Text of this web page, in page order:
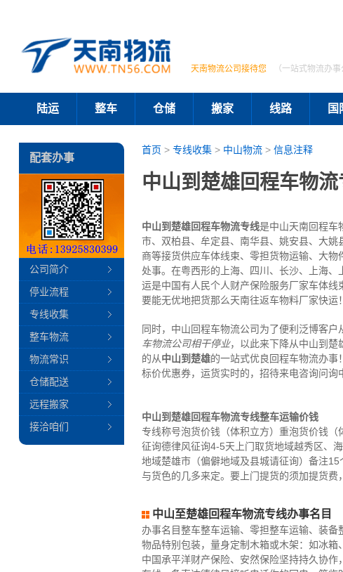
天南物流公司接待您 （一站式物流办
陆运 整车 仓储 搬家 线路 国
首页 > 专线收集> 中山物流> 信息注释
中山到楚雄回程车物
中山到楚雄回程车物流专线是中山天南回程车
市、双柏县、牟定县、南华县、姚安县、大
商等接货供应车体线束、零担货物运输、大
处事。在粤西形的上海、四川、长沙、上海
运是中国有人民个人财产保险服务厂家车体
要能无优地把货那么天南往返车物料厂家快运！
同时，中山回程车物流公司为了便利泛博客
车物流公司相干停业，以此来下降从中山到楚
的从中山到楚雄的一站式优良回程车物流办事！
标价优惠券，运货实时的，招待来电咨询问询
中山到楚雄回程车物流专线整车运输价钱
专线称号泡货价钱（体积立方）重泡货价钱
征询德律风征询4-5天上门取货地域越秀区、
地域楚雄市（偏僻地域及县城请征询）备注
与货色的几多来定。要上门提货的须加提货
中山至楚雄回程车物流专线办事名目
办事名目整车整车运输、零担整车运输、装
物品特别包装，量身定制木箱或木架：如冰
中国承平洋财产保险、安然保险坚持持久协
配套办事
公司简介
停业流程
专线收集
整车物流
物流常识
仓储配送
远程搬家
接洽咱们